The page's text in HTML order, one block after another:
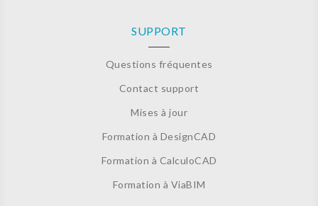
SUPPORT
Questions fréquentes
Contact support
Mises à jour
Formation à DesignCAD
Formation à CalculoCAD
Formation à ViaBIM